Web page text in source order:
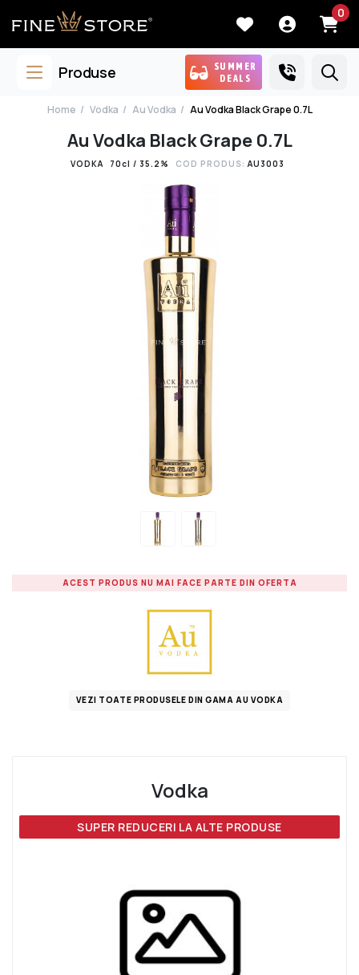
0
Produse
SUMMER
DEALS
Home Vodka Au Vodka Au Vodka Black Grape 0.7L
Au Vodka Black Grape 0.7L
VODKA 70cl / 35.2% COD PRODUS: AU3003
Vodka
SUPER REDUCERI LA ALTE PRODUSE
ACEST PRODUS NU MAI FACE PARTE DIN OFERTA
VEZI TOATE PRODUSELE DIN GAMA AU VODKA